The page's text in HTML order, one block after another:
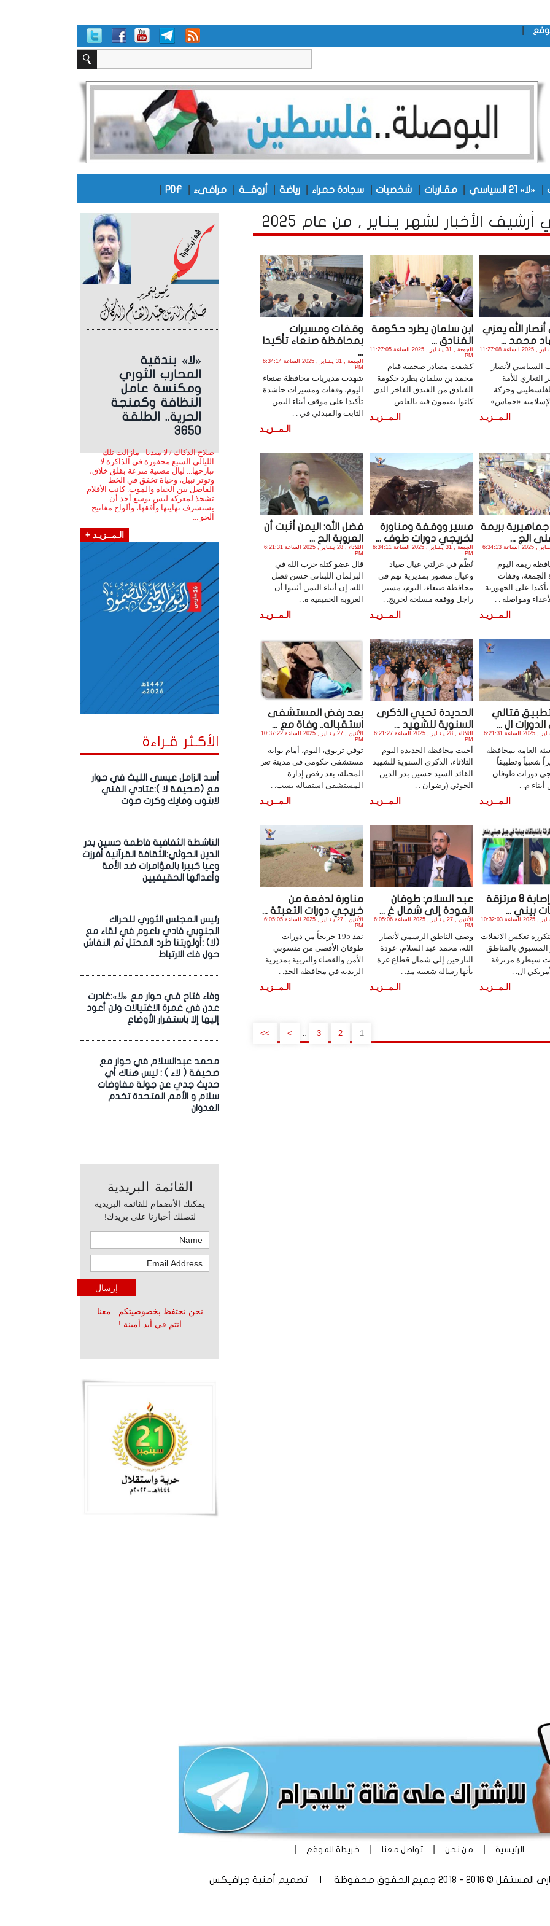
«لا» 21 السياسي مقـاربات شخصيات سجادة حمراء رياضة أروقـــة مرافىء PDF
«لا» بندقية
المحارب الثوري
ومكنسة عامل
النظافة وكمنجة
الحرية.. الطلقة
3650
صلاح الدكاك / لا ميديا - مازالت تلك
الليالي السبع محفورة في الذاكرة لا
تبارحها... ليال مضنية مترعة بقلق خلاق،
وتوتر نبيل، وحياة تخفق في الخط
الفاصل بين الحياة والموت. كانت الأقلام
تشحذ لمعركة ليس بوسع أحد أن
يستشرف نهايتها وأفقها، وألواح مفاتيح
الحو ...
الـمــزيـد +
الأكـثر قـراءة
أسد الزامل عيسى الليث في حوار
مع (صحيفة لا ):عتادي الفني
لابتوب ومايك وكرت صوت
الناشطة الثقافية فاطمة حسين بدر
الدين الحوثي:الثقافة القرآنية أفرزت
وعيا كبيرا بالمؤامرات ضد الأمة
وأعدائها الحقيقيين
رئيس المجلس الثوري للحراك
الجنوبي فادي باعوم في لقاء مع
(لا) :أولويتنا طرد المحتل ثم النقاش
حول فك الارتباط
وفاء فتاح فـي حوار مع «لا»:غادرت
عدن في غمرة الاغتيالات ولن أعود
إليها إلا باستقرار الأوضاع
محمد عبدالسلام في حوار مع
صحيفة ( لاء ) : ليس هناك أي
حديث جدي عن جولة مفاوضات
سلام و الأمم المتحدة تخدم
العدوان
القائمة البريدية
يمكنك الأنضمام للقائمة البريدية
لتصلك أخبارنا على بريدك!
نحن نحتفظ بخصوصيتكم . معنا
انتم في أيد أمينة !
الأخبار لشهر يـنـاير , من عام 2025
الله يعزي
محمد ...
الجمعة , 31 يـنـاير , 2025 الساعة 11:27:08
السياسي لأنصار
التعازي للأمة
وحركة
«حماس». .
الـمــزيـد
ابن سلمان يطرد حكومة
الفنادق ...
الجمعة , 31 يـنـاير , 2025 الساعة 11:27:05
PM
كشفت مصادر صحفية قيام
محمد بن سلمان بطرد حكومة
الفنادق من الفندق الفاخر الذي
كانوا يقيمون فيه بالعاص. .
الـمــزيـد
وقفات ومسيرات
بمحافظة صنعاء تأكيدا
...
الجمعة , 31 يـنـاير , 2025 الساعة 6:34:14
PM
شهدت مديريات محافظة صنعاء
اليوم، وقفات ومسيرات حاشدة
تأكيدا على موقف أبناء اليمن
الثابت والمبدئي في . .
الـمــزيـد
بريمة
الج ...
الجمعة , 31 يـنـاير , 2025 الساعة 6:34:13
ريمة اليوم
وقفات
على الجهوزية
ومواصلة . .
الـمــزيـد
مسير ووقفة ومناورة
لخريجي دورات طوف ...
الجمعة , 31 يـنـاير , 2025 الساعة 6:34:11
PM
نُظّم في عزلتي عيال صياد
وعيال منصور بمديرية نهم في
محافظة صنعاء، اليوم، مسير
راجل ووقفة مسلحة لخريج. .
الـمــزيـد
فضل الله: اليمن أثبت أن
العروبة الح ...
الثلاثاء , 28 يـنـاير , 2025 الساعة 6:21:31
PM
قال عضو كتلة حزب الله في
البرلمان اللبناني حسن فضل
الله، إن أبناء اليمن أثبتوا أن
العروبة الحقيقية ه. .
الـمــزيـد
قتالي
ال ...
الثلاثاء , 28 يـنـاير , 2025 الساعة 6:21:31
العامة بمحافظة
شعبياً وتطبيقاً
دورات طوفان
م. .
الـمــزيـد
الحديدة تحيي الذكرى
السنوية للشهيد ...
الثلاثاء , 28 يـنـاير , 2025 الساعة 6:21:27
PM
أحيت محافظة الحديدة اليوم
الثلاثاء، الذكرى السنوية للشهيد
القائد السيد حسين بدر الدين
الحوثي (رضوان . .
الـمــزيـد
بعد رفض المستشفى
استقباله.. وفاة مع ...
الأثنين , 27 يـنـاير , 2025 الساعة 10:37:22
PM
توفي تربوي، اليوم، أمام بوابة
مستشفى حكومي في مدينة تعز
المحتلة، بعد رفض إدارة
المستشفى استقباله بسب. .
الـمــزيـد
مقتل وإصابة 8 مرتزقة
بيني ...
الأثنين , 27 يـنـاير , 2025 الساعة 10:32:03
تعكس الانفلات
المسبوق بالمناطق
سيطرة مرتزقة
ال. .
الـمــزيـد
عبد السلام: طوفان
العودة إلى شمال غ ...
الأثنين , 27 يـنـاير , 2025 الساعة 6:05:06
PM
وصف الناطق الرسمي لأنصار
الله، محمد عبد السلام، عودة
النازحين إلى شمال قطاع غزة
بأنها رسالة شعبية مد. .
الـمــزيـد
مناورة لدفعة من
خريجي دورات التعبئة ...
الأثنين , 27 يـنـاير , 2025 الساعة 6:05:05
PM
نفذ 195 خريجاً من دورات
طوفان الأقصى من منسوبي
الأمن والقضاء والتربية بمديرية
الزيدية في محافظة الحد. .
الـمــزيـد
1
2
3
..
>
>>
الرئيسية من نحن تواصل معنا خريطة الموقع
2018 جميع الحقوق محفوظة | تصميم أمنية جرافيكس